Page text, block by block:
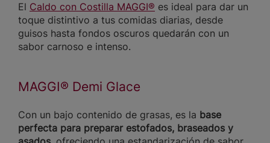
El Caldo con Costilla MAGGI® es ideal para dar un
toque distintivo a tus comidas diarias, desde
guisos hasta fondos oscuros quedarán con un
sabor carnoso e intenso.
MAGGI® Demi Glace
Con un bajo contenido de grasas, es la base
perfecta para preparar estofados, braseados y